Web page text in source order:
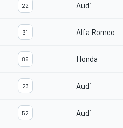
22 Audi
31 Alfa Romeo
86 Honda
23 Audi
52 Audi